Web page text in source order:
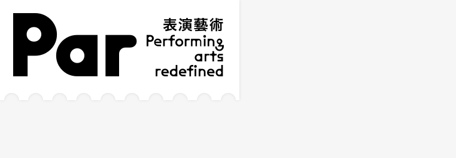
跳到主要內容區塊
網站導覽